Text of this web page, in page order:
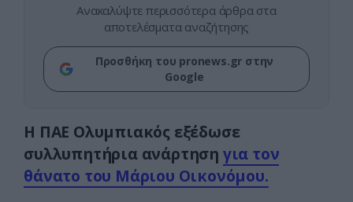
Ανακαλύψτε περισσότερα άρθρα στα
αποτελέσματα αναζήτησης
Προσθήκη του pronews.gr στην
Google
Η ΠΑΕ Ολυμπιακός εξέδωσε
συλλυπητήρια ανάρτηση για τον
θάνατο του Μάριου Οικονόμου.